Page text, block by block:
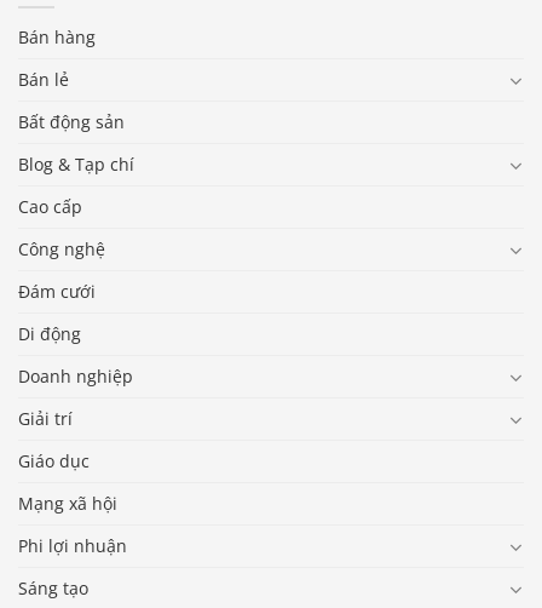
Bán hàng
Bán lẻ
Bất động sản
Blog & Tạp chí
Cao cấp
Công nghệ
Đám cưới
Di động
Doanh nghiệp
Giải trí
Giáo dục
Mạng xã hội
Phi lợi nhuận
Sáng tạo